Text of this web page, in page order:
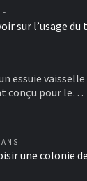
sur l’usage du
essuie
conçu pour le…
une colonie